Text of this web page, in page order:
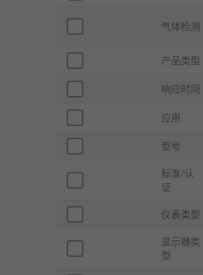
气体检测
产品类型
响应时间
应用
型号
标准/认
证
仪表类型
显示器类
型